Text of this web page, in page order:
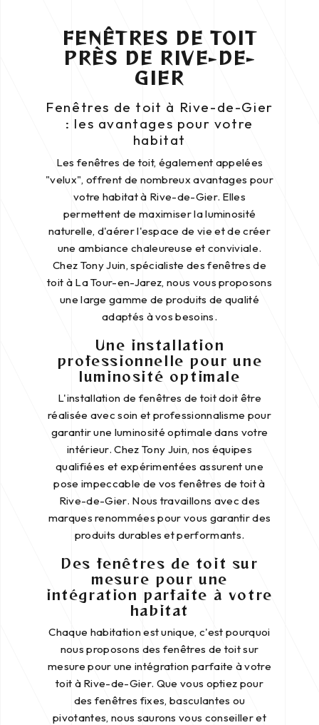
FENÊTRES DE TOIT
PRÈS DE RIVE-DE-
GIER
Fenêtres de toit à Rive-de-Gier
: les avantages pour votre
habitat
Les fenêtres de toit, également appelées
"velux", offrent de nombreux avantages pour
votre habitat à Rive-de-Gier. Elles
permettent de maximiser la luminosité
naturelle, d'aérer l'espace de vie et de créer
une ambiance chaleureuse et conviviale.
Chez Tony Juin, spécialiste des fenêtres de
toit à La Tour-en-Jarez, nous vous proposons
une large gamme de produits de qualité
adaptés à vos besoins.
Une installation
professionnelle pour une
luminosité optimale
L'installation de fenêtres de toit doit être
réalisée avec soin et professionnalisme pour
garantir une luminosité optimale dans votre
intérieur. Chez Tony Juin, nos équipes
qualifiées et expérimentées assurent une
pose impeccable de vos fenêtres de toit à
Rive-de-Gier. Nous travaillons avec des
marques renommées pour vous garantir des
produits durables et performants.
Des fenêtres de toit sur
mesure pour une
intégration parfaite à votre
habitat
Chaque habitation est unique, c'est pourquoi
nous proposons des fenêtres de toit sur
mesure pour une intégration parfaite à votre
toit à Rive-de-Gier. Que vous optiez pour
des fenêtres fixes, basculantes ou
pivotantes, nous saurons vous conseiller et